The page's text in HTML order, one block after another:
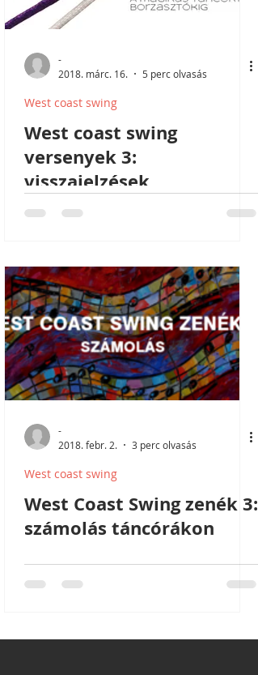
-
2018. márc. 16.
5 perc olvasás
West coast swing
West coast swing
versenyek 3:
visszajelzések
-
2018. febr. 2.
3 perc olvasás
West coast swing
West Coast Swing zenék 3:
számolás táncórákon